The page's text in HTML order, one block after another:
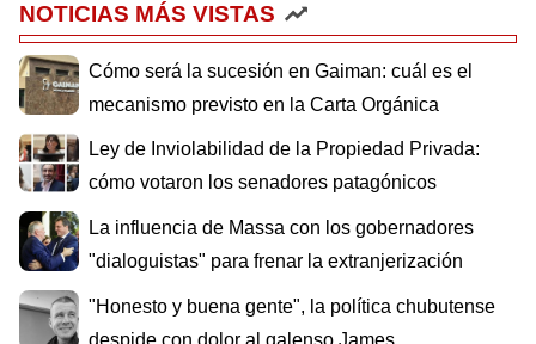
NOTICIAS MÁS VISTAS
Cómo será la sucesión en Gaiman: cuál es el
mecanismo previsto en la Carta Orgánica
Ley de Inviolabilidad de la Propiedad Privada:
cómo votaron los senadores patagónicos
La influencia de Massa con los gobernadores
"dialoguistas" para frenar la extranjerización
"Honesto y buena gente", la política chubutense
despide con dolor al galenso James